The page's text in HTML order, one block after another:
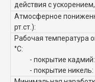
действия с
Атмосферное
рт.ст.):
Рабочая температура
°C:
- покрытие кадмий:
- покрытие никель: